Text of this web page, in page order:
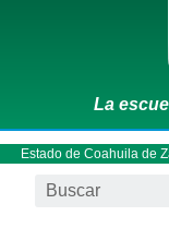
La
Estado de Coahuila de